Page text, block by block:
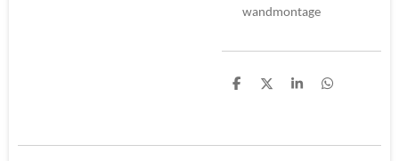
wandmontage
D
D
S
D